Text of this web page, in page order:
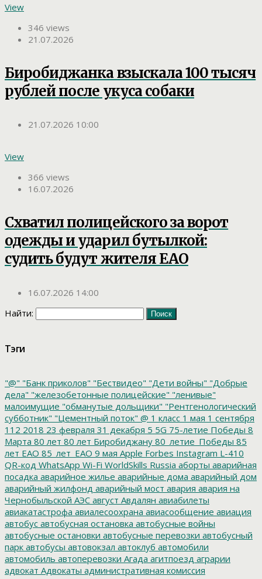
View
346 views
21.07.2026
Биробиджанка взыскала 100 тысяч
рублей после укуса собаки
21.07.2026 10:00
View
366 views
16.07.2026
Схватил полицейского за ворот
одежды и ударил бутылкой:
судить будут жителя ЕАО
16.07.2026 14:00
Найти:
Тэги
"@" "Банк приколов" "Бествидео" "Дети войны" "Добрые
дела" "железобетонные полицейские" "ленивые"
малоимущие "обманутые дольщики" "Рентгенологический
субботник" "Цементный поток" @ 1 класс 1 мая 1 сентября
112 2018 23 февраля 31 декабря 5 5G 75-летие Победы 8
Марта 80 лет 80 лет Биробиджану 80_летие_Победы 85
лет ЕАО 85_лет_ЕАО 9 мая Apple Forbes Instagram L-410
QR-код WhatsApp Wi-Fi WorldSkills Russia аборты аварийная
посадка аварийное жилье аварийные дома аварийный дом
аварийный жилфонд аварийный мост авария авария на
Чернобыльской АЭС август Авдалян авиабилеты
авиакатастрофа авиалесоохрана авиасообщение авиация
автобус автобусная остановка автобусные войны
автобусные остановки автобусные перевозки автобусный
парк автобусы автовокзал автоклуб автомобили
автомобиль автоперевозки Агада агитпоезд аграрии
адвокат Адвокаты административная комиссия